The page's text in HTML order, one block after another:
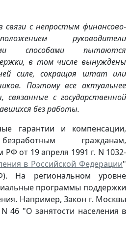
с непростым финансово-
руководители
способами пытаются
в том числе вынуждены
силе, сокращая штат или
Поэтому все актуальнее
связанные с государственной
без работы.
гарантии и компенсации,
гражданам,
РФ от 19 апреля 1991 г. N 1032-
в Российской Федерации"
На региональном уровне
программы поддержки
Например, Закон г. Москвы
46 "О занятости населения в